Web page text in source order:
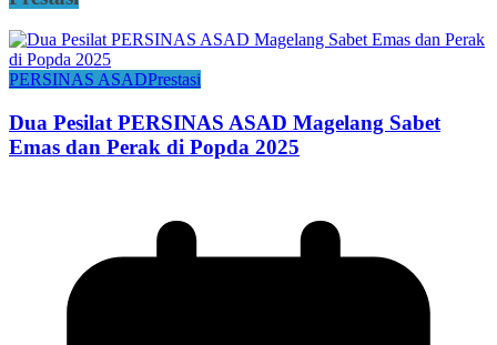
PERSINAS ASADPrestasi
Dua Pesilat PERSINAS ASAD Magelang Sabet
Emas dan Perak di Popda 2025